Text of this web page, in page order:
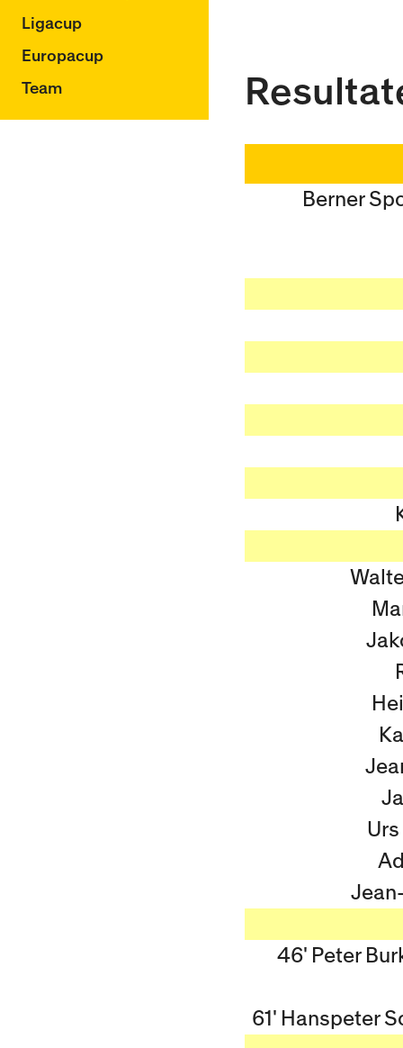
Ligacup
Europacup
Team
Berner
46' Peter
61' Hanspeter